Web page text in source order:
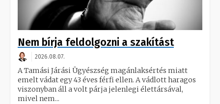
Nem bírja feldolgozni a szakítást
2026.08.07.
A Tamási Járási Ügyészség magánlaksértés miatt
emelt vádat egy 43 éves férfi ellen. A vádlott haragos
viszonyban áll a volt párja jelenlegi élettársával,
mivel nem...